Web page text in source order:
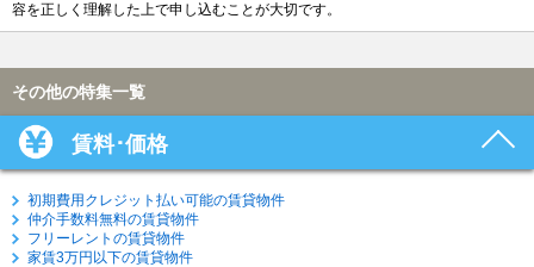
容を正しく理解した上で申し込むことが大切です。
その他の特集一覧
賃料･価格
初期費用クレジット払い可能の賃貸物件
仲介手数料無料の賃貸物件
フリーレントの賃貸物件
家賃3万円以下の賃貸物件